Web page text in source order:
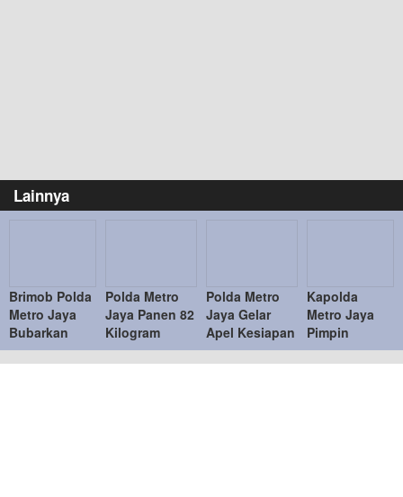
Lainnya
Brimob Polda
Metro Jaya
Bubarkan
Balap Liar,
Sembilan
Polda Metro
Jaya Panen 82
Kilogram
Pakcoy untuk
Dukung
Polda Metro
Jaya Gelar
Apel Kesiapan
Personel dan
Peralatan
Kapolda
Metro Jaya
Pimpin
Sertijab PJU
dan Kapolres